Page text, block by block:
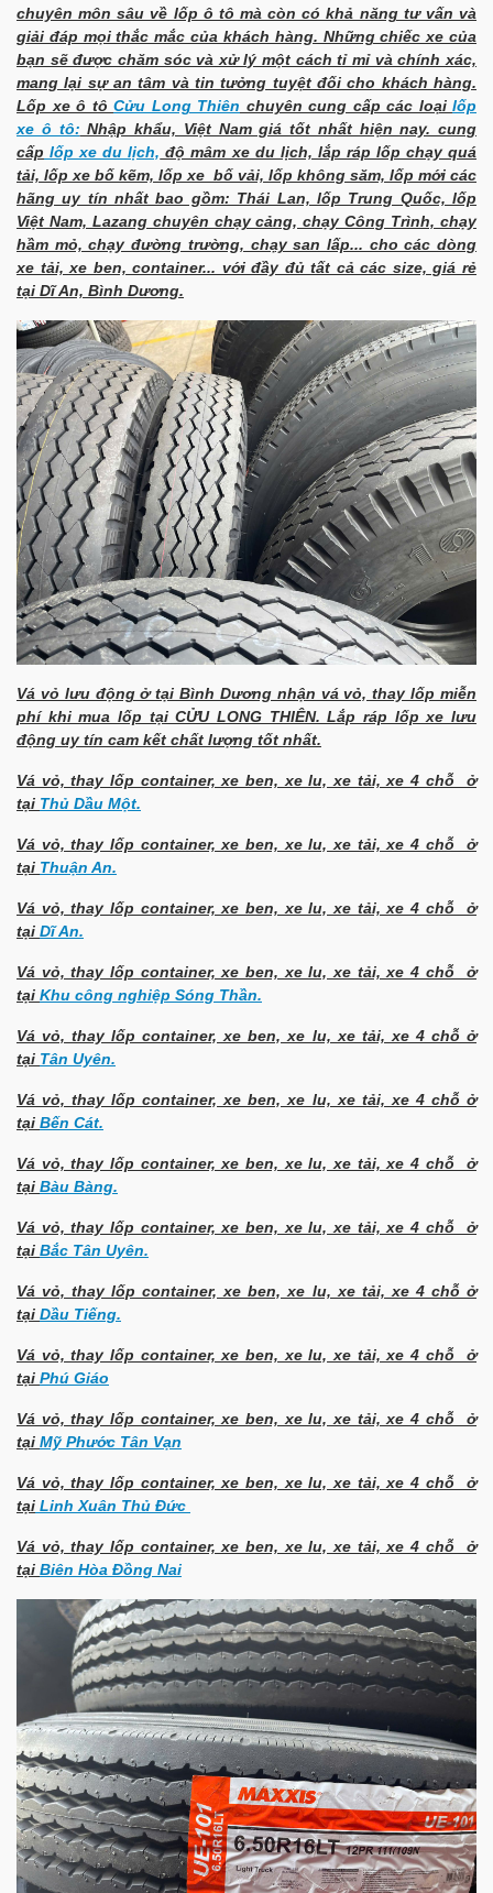
chuyên môn sâu về lốp ô tô mà còn có khả năng tư vấn và
giải đáp mọi thắc mắc của khách hàng. Những chiếc xe của
bạn sẽ được chăm sóc và xử lý một cách tỉ mỉ và chính xác,
mang lại sự an tâm và tin tưởng tuyệt đối cho khách hàng.
Lốp xe ô tô Cửu Long Thiên chuyên cung cấp các loại lốp
xe ô tô: Nhập khẩu, Việt Nam giá tốt nhất hiện nay. cung
cấp lốp xe du lịch, độ mâm xe du lịch, lắp ráp lốp chạy quá
tải, lốp xe bố kẽm, lốp xe bố vải, lốp không săm, lốp mới các
hãng uy tín nhất bao gồm: Thái Lan, lốp Trung Quốc, lốp
Việt Nam, Lazang chuyên chạy cảng, chạy Công Trình, chạy
hầm mỏ, chạy đường trường, chạy san lấp... cho các dòng
xe tải, xe ben, container... với đầy đủ tất cả các size, giá rẻ
tại Dĩ An, Bình Dương.
Vá vỏ lưu động ở tại Bình Dương nhận vá vỏ, thay lốp miễn
phí khi mua lốp tại CỬU LONG THIÊN. Lắp ráp lốp xe lưu
động uy tín cam kết chất lượng tốt nhất.
Vá vỏ, thay lốp container, xe ben, xe lu, xe tải, xe 4 chỗ ở
tại Thủ Dầu Một.
Vá vỏ, thay lốp container, xe ben, xe lu, xe tải, xe 4 chỗ ở
tại Thuận An.
Vá vỏ, thay lốp container, xe ben, xe lu, xe tải, xe 4 chỗ ở
tại Dĩ An.
Vá vỏ, thay lốp container, xe ben, xe lu, xe tải, xe 4 chỗ ở
tại Khu công nghiệp Sóng Thần.
Vá vỏ, thay lốp container, xe ben, xe lu, xe tải, xe 4 chỗ ở
tại Tân Uyên.
Vá vỏ, thay lốp container, xe ben, xe lu, xe tải, xe 4 chỗ ở
tại Bến Cát.
Vá vỏ, thay lốp container, xe ben, xe lu, xe tải, xe 4 chỗ ở
tại Bàu Bàng.
Vá vỏ, thay lốp container, xe ben, xe lu, xe tải, xe 4 chỗ ở
tại Bắc Tân Uyên.
Vá vỏ, thay lốp container, xe ben, xe lu, xe tải, xe 4 chỗ ở
tại Dầu Tiếng.
Vá vỏ, thay lốp container, xe ben, xe lu, xe tải, xe 4 chỗ ở
tại Phú Giáo
Vá vỏ, thay lốp container, xe ben, xe lu, xe tải, xe 4 chỗ ở
tại Mỹ Phước Tân Vạn
Vá vỏ, thay lốp container, xe ben, xe lu, xe tải, xe 4 chỗ ở
tại Linh Xuân Thủ Đức
Vá vỏ, thay lốp container, xe ben, xe lu, xe tải, xe 4 chỗ ở
tại Biên Hòa Đồng Nai